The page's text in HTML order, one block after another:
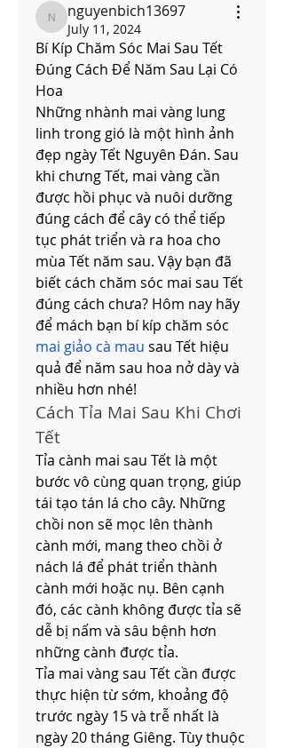
nguyenbich13697
nguyenbich13697
July 11, 2024
Bí Kíp Chăm Sóc Mai Sau Tết
Đúng Cách Để Năm Sau Lại Có
Hoa
Những nhành mai vàng lung
linh trong gió là một hình ảnh
đẹp ngày Tết Nguyên Đán. Sau
khi chưng Tết, mai vàng cần
được hồi phục và nuôi dưỡng
đúng cách để cây có thể tiếp
tục phát triển và ra hoa cho
mùa Tết năm sau. Vậy bạn đã
biết cách chăm sóc mai sau Tết
đúng cách chưa? Hôm nay hãy
mai giảo cà mau sau Tết hiệu
quả để năm sau hoa nở dày và
nhiều hơn nhé!
Cách Tỉa Mai Sau Khi Chơi
Tết
Tỉa cành mai sau Tết là một
bước vô cùng quan trọng, giúp
tái tạo tán lá cho cây. Những
chồi non sẽ mọc lên thành
cành mới, mang theo chồi ở
nách lá để phát triển thành
cành mới hoặc nụ. Bên cạnh
đó, các cành không được tỉa sẽ
dễ bị nấm và sâu bệnh hơn
những cành được tỉa.
Tỉa mai vàng sau Tết cần được
thực hiện từ sớm, khoảng độ
trước ngày 15 và trễ nhất là
ngày 20 tháng Giêng. Tùy thuộc